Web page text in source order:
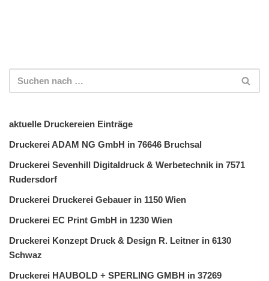
aktuelle Druckereien Einträge
Druckerei ADAM NG GmbH in 76646 Bruchsal
Druckerei Sevenhill Digitaldruck & Werbetechnik in 7571
Rudersdorf
Druckerei Druckerei Gebauer in 1150 Wien
Druckerei EC Print GmbH in 1230 Wien
Druckerei Konzept Druck & Design R. Leitner in 6130
Schwaz
Druckerei HAUBOLD + SPERLING GMBH in 37269